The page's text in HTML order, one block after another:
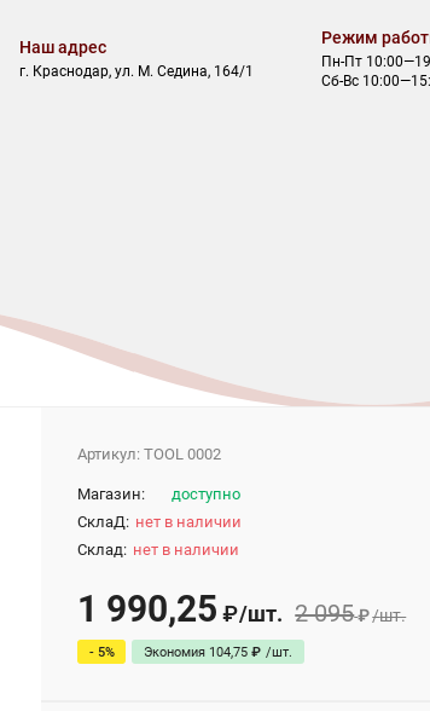
Наш адрес
г. Краснодар, ул. М. Седина, 164/1
Режим
Пн-Пт
Сб-Вс
Артикул:TOOL 0002
Магазин:
доступно
СклаД: нет в наличии
Склад: нет в наличии
1 990,25 ₽/шт. 2 095₽/шт.
- 5% Экономия 104,75 ₽ /шт.